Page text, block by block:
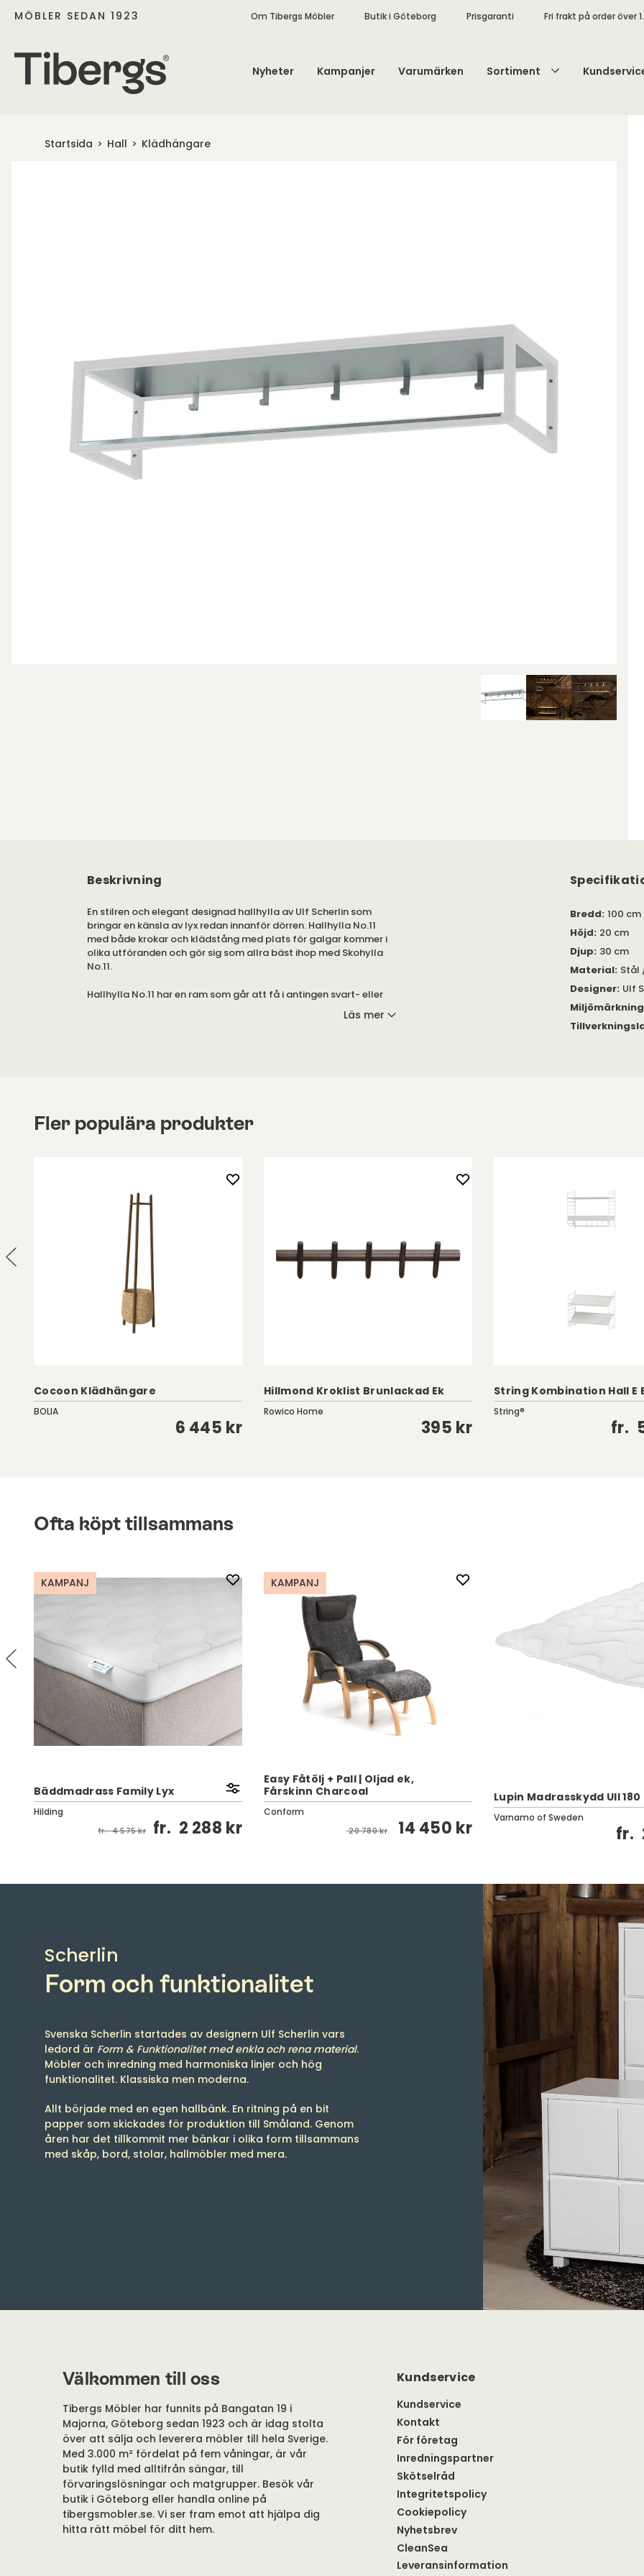
MÖBLER SEDAN 1923 Om Tibergs Möbler Butik i Göteborg Prisgaranti Fri frakt på order över
Nyheter Kampanjer Varumärken Sortiment
Startsida Hall Klädhängare
Beskrivning
En stilren och elegant designad hallhylla av Ulf Scherlin som
bringar en känsla av lyx redan innanför dörren. Hallhylla No.11
med både krokar och klädstång med plats för galgar kommer i
olika utföranden och gör sig som allra bäst ihop med Skohylla
No.11.
Hallhylla No.11 har en ram som går att få i antingen svart- eller
vitborstad stål matchandes med hyllplan och detaljer i mässing
Läs mer
Bredd: 100 cm
Höjd: 20 cm
Djup: 30 cm
Material: Stål
Designer: Ulf
Fler populära produkter
Cocoon Klädhängare
BOLIA
6 445 kr
Hillmond Kroklist Brunlackad Ek
Rowico Home
395 kr
String Kombination Hall E
String®
fr.
Ofta köpt tillsammans
KAMPANJ
Bäddmadrass Family Lyx
Hilding
fr. 4 575 kr fr. 2 288 kr
KAMPANJ
Easy Fåtölj + Pall | Oljad ek,
Fårskinn Charcoal
Conform
20 780 kr 14 450 kr
Lupin Madrasskydd Ull 180
Varnamo of Sweden
fr.
Scherlin
Form och funktionalitet
Svenska Scherlin startades av designern Ulf Scherlin vars
ledord är Form & Funktionalitet med enkla och rena material.
Möbler och inredning med harmoniska linjer och hög
funktionalitet. Klassiska men moderna.
Allt började med en egen hallbänk. En ritning på en bit
papper som skickades för produktion till Småland. Genom
åren har det tillkommit mer bänkar i olika form tillsammans
med skåp, bord, stolar, hallmöbler med mera.
Välkommen till oss
Tibergs Möbler har funnits på Bangatan 19 i
Majorna, Göteborg sedan 1923 och är idag stolta
över att sälja och leverera möbler till hela Sverige.
Med 3.000 m² fördelat på fem våningar, är vår
butik fylld med alltifrån sängar, till
förvaringslösningar och matgrupper. Besök vår
butik i Göteborg eller handla online på
tibergsmobler.se. Vi ser fram emot att hjälpa dig
hitta rätt möbel för ditt hem.
Kundservice
Kundservice
Kontakt
För företag
Inredningspartner
Skötselråd
Integritetspolicy
Cookiepolicy
Nyhetsbrev
CleanSea
Leveransinformation